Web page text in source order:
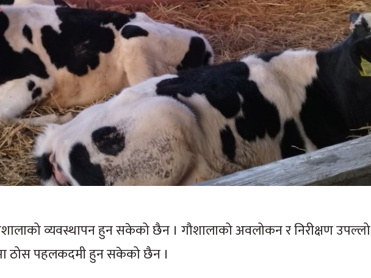
व्यवस्थापन हुन सकेको छैन । गौशालाको अवलोकन र निरीक्षण उपल्लो
ठोस पहलकदमी हुन सकेको छैन ।